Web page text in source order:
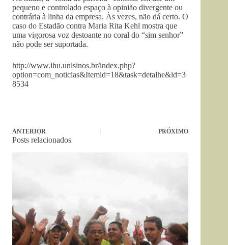
pequeno e controlado espaço à opinião divergente ou
contrária à linha da empresa. Às vezes, não dá certo. O
caso do Estadão contra Maria Rita Kehl mostra que
uma vigorosa voz destoante no coral do “sim senhor”
não pode ser suportada.
http://www.ihu.unisinos.br/index.php?
option=com_noticias&Itemid=18&task=detalhe&id=3
8534
ANTERIOR PRÓXIMO
Posts relacionados